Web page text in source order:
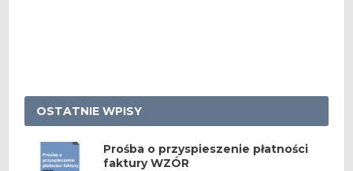
OSTATNIE WPISY
Prośba o przyspieszenie płatności
faktury WZÓR